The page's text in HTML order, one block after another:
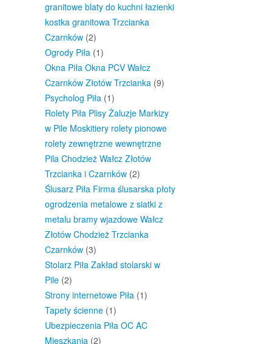
granitowe blaty do kuchni łazienki
kostka granitowa Trzcianka
Czarnków (2)
Ogrody Piła (1)
Okna Piła Okna PCV Wałcz
Czarnków Złotów Trzcianka (9)
Psycholog Piła (1)
Rolety Piła Plisy Żaluzje Markizy
w Pile Moskitiery rolety pionowe
rolety zewnętrzne wewnętrzne
Pila Chodzież Wałcz Złotów
Trzcianka i Czarnków (2)
Ślusarz Piła Firma ślusarska płoty
ogrodzenia metalowe z siatki z
metalu bramy wjazdowe Wałcz
Złotów Chodzież Trzcianka
Czarnków (3)
Stolarz Piła Zakład stolarski w
Pile (2)
Strony internetowe Piła (1)
Tapety ścienne (1)
Ubezpieczenia Piła OC AC
Mieszkania (2)